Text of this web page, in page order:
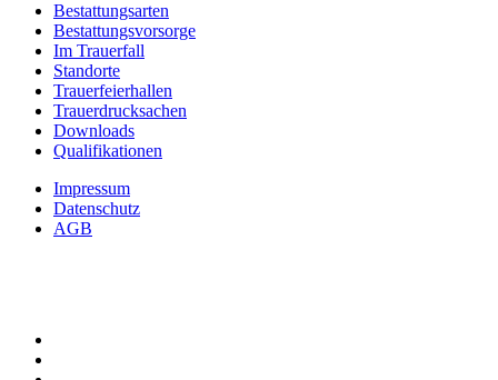
Bestattungsarten
Bestattungsvorsorge
Im Trauerfall
Standorte
Trauerfeierhallen
Trauerdrucksachen
Downloads
Qualifikationen
Impressum
Datenschutz
AGB